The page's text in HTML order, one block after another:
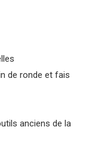
de ronde et fais
anciens de la